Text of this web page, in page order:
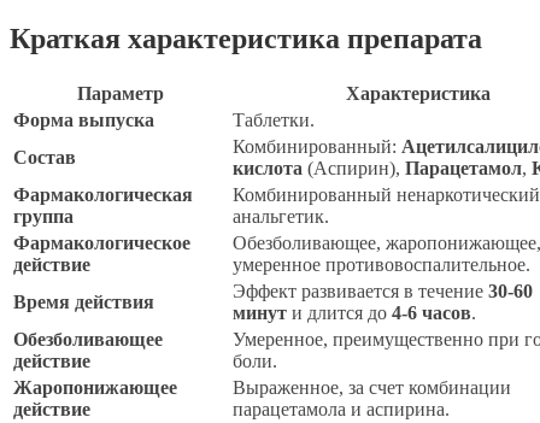
Краткая характеристика препарата
Параметр
Характеристика
Форма выпуска
Таблетки.
Состав
Комбинированный:
кислота (Аспирин), Парацетамол,
Фармакологическая
группа
Комбинированный ненаркотический
анальгетик.
Фармакологическое
действие
Обезболивающее, жаропонижающее,
умеренное противовоспалительное.
Время действия
Эффект развивается в течение 30-60
минут и длится до 4-6 часов.
Обезболивающее
действие
Умеренное, преимущественно при
боли.
Жаропонижающее
действие
Выраженное, за счет комбинации
парацетамола и аспирина.